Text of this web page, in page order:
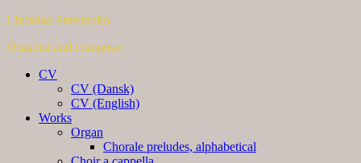
Christian Præstholm
Organist and composer
CV
CV (Dansk)
CV (English)
Works
Organ
Chorale preludes, alphabetical